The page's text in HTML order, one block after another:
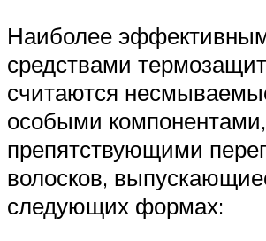
Наиболее
средствами
считаются
особыми компонентами,
препятствующими
волосков,
следующих формах: